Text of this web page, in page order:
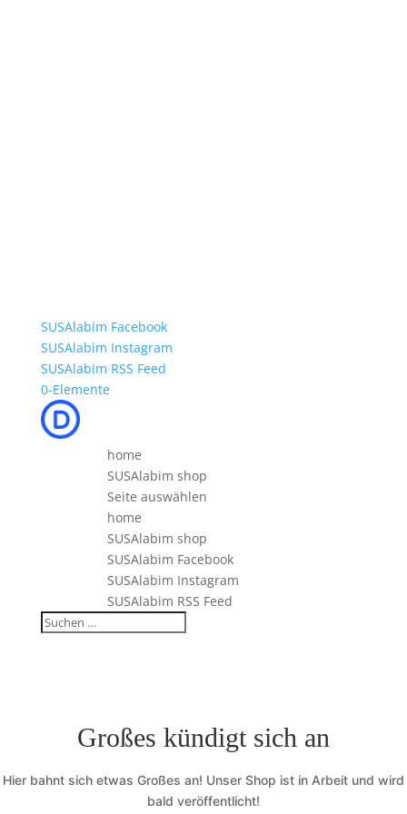
SUSAlabim Facebook
SUSAlabim Instagram
SUSAlabim RSS Feed
0-Elemente
home
SUSAlabim shop
Seite auswählen
home
SUSAlabim shop
SUSAlabim Facebook
SUSAlabim Instagram
SUSAlabim RSS Feed
Großes kündigt sich an
Hier bahnt sich etwas Großes an! Unser Shop ist in Arbeit und wird
bald veröffentlicht!